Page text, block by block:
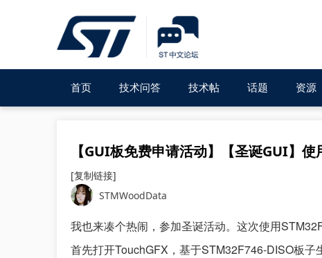
首页 技术问答 技术帖 话题 资源
【GUI板免费申请活动】【圣诞GUI】
[复制链接]
STMWoodData
我也来凑个热闹，参加圣诞活动。这次使用
首先打开TouchGFX，基于STM32F746-DISO板